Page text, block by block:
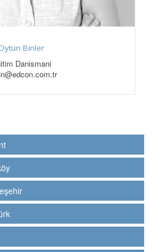
Binler
Danismani